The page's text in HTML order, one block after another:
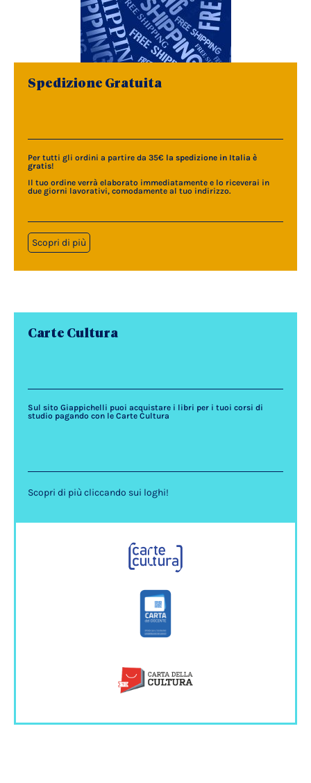
Spedizione Gratuita
Per tutti gli ordini a partire da 35€ la spedizione in Italia è
gratis!
Il tuo ordine verrà elaborato immediatamente e lo riceverai in
due giorni lavorativi, comodamente al tuo indirizzo.
Scopri di più
Carte Cultura
Sul sito Giappichelli puoi acquistare i libri per i tuoi corsi di
studio pagando con le Carte Cultura
Scopri di più cliccando sui loghi!